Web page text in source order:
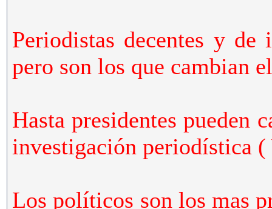
Periodistas decentes y de
pero son los que cambian
Hasta presidentes pueden
investigación periodística
Los políticos son los mas